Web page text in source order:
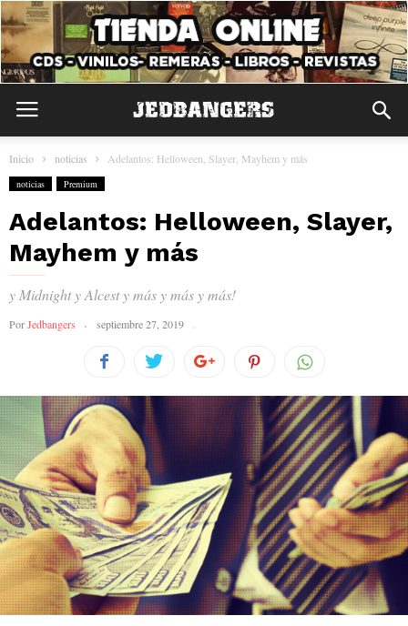
Inicio noticias Adelantos: Helloween, Slayer, Mayhem y más
noticias Premium
Adelantos: Helloween, Slayer,
Mayhem y más
y Midnight y Alcest y más y más y más!
PorJedbangers septiembre 27, 2019